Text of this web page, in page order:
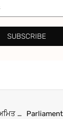
SUBSCRIBE
National News : ਅਮਿਤ ਸ਼ਾਹ ‘ਤੇ ਇਤਰਾਜ਼ਯੋਗ ਟਿੱਪਣੀ ਨੂੰ ਲੈ ਕੇ ਰਾਹੁਲ ਗਾਂਧੀ ਨੂੰ ਸੰਮਨ ਜਾਰੀ